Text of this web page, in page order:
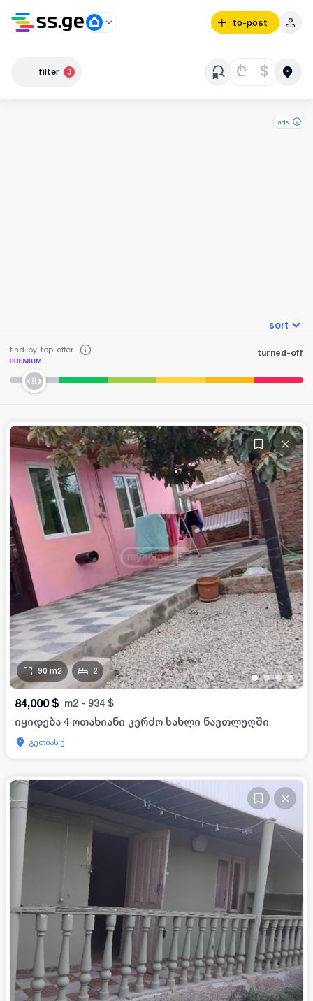
to-post
filter 3 ₾ $
ads
sort
find-by-top-offer turned-off
••••
90 m2 2
84,000 $ m2 - 934 $
იყიდება 4 ოთახიანი კერძო სახლი ნავთლუღში
გეთიას ქ.